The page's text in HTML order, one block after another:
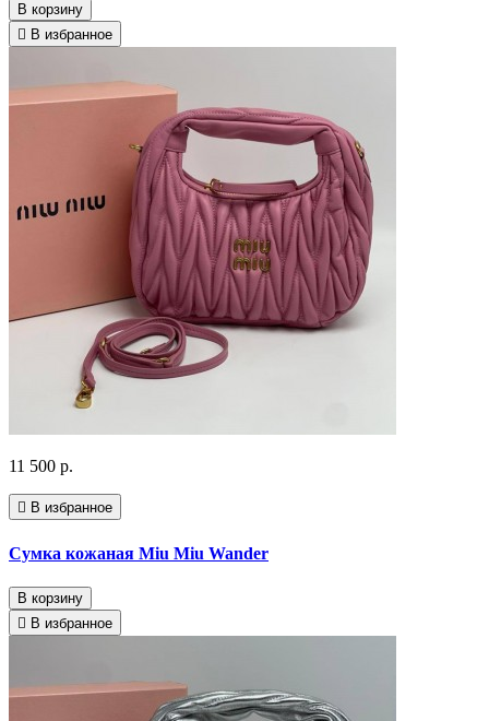
В корзину
В избранное
11 500 р.
В избранное
Сумка кожаная Miu Miu Wander
В корзину
В избранное